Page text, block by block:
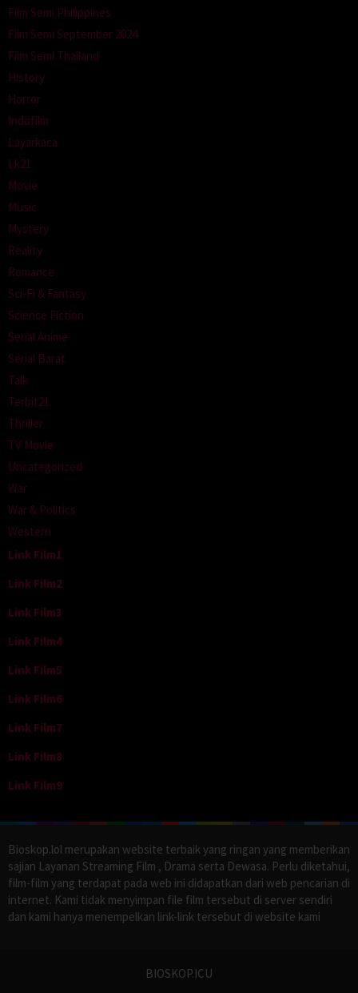
Film Semi Philippines
Film Semi September 2024
Film Semi Thailand
History
Horror
Indofilm
Layarkaca
Lk21
Movie
Music
Mystery
Reality
Romance
Sci-Fi & Fantasy
Science Fiction
Serial Anime
Serial Barat
Talk
Terbit21
Thriller
TV Movie
Uncategorized
War
War & Politics
Western
Link Film1
Link Film2
Link Film3
Link Film4
Link Film5
Link Film6
Link Film7
Link Film8
Link Film9
Bioskop.lol merupakan website terbaik yang ringan yang memberikan
sajian Layanan Streaming Film , Drama serta Dewasa. Perlu diketahui,
film-film yang terdapat pada web ini didapatkan dari web pencarian di
internet. Kami tidak menyimpan file film tersebut di server sendiri
dan kami hanya menempelkan link-link tersebut di website kami
BIOSKOP.ICU